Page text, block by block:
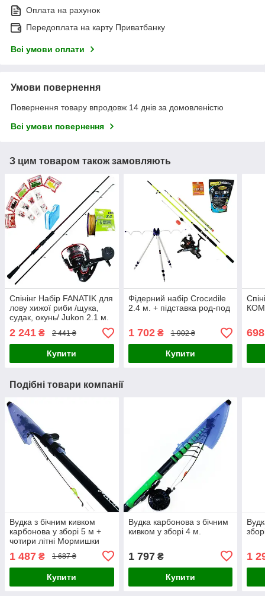
Оплата на рахунок
Передоплата на карту Приватбанку
Всі умови оплати
Умови повернення
Повернення товару впродовж 14 днів за домовленістю
Всі умови повернення
З цим товаром також замовляють
Спінінг Набір FANATIK для
лову хижої риби /щука,
судак, окунь/ Jukon 2.1 м.
2 241 ₴ 2 441 ₴
Купити
Фідерний набір Croсиdile
2.4 м. + підставка род-под
1 702₴ 1 902 ₴
Купити
698
Подібні товари компанії
Вудка з бічним кивком
карбонова у зборі 5 м +
чотири літні Мормишки
1 487 ₴ 1 687 ₴
Купити
Вудка карбонова з бічним
кивком у зборі 4 м.
1 797₴
Купити
1